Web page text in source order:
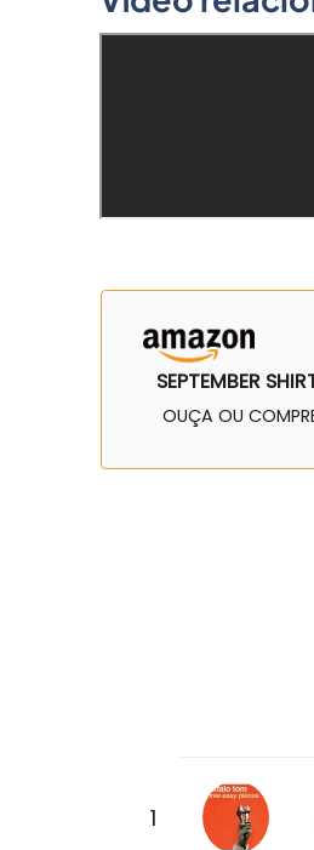
SEPTEMBER
OUÇA OU